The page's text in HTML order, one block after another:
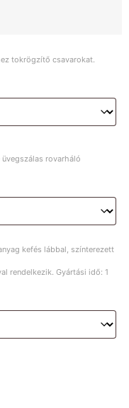
tokrögzítő csavarokat.
rovarháló
kefés lábbal, színterezett
rendelkezik. Gyártási idő: 1